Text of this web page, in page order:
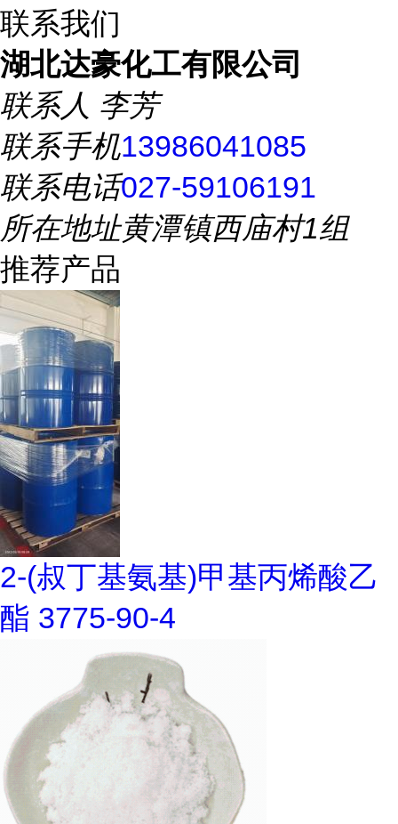
联系我们
湖北达豪化工有限公司
联系人 李芳
联系手机13986041085
联系电话027-59106191
所在地址黄潭镇西庙村1组
推荐产品
2-(叔丁基氨基)甲基丙烯酸乙
酯 3775-90-4